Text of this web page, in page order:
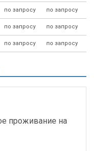
по запросу по запросу
по запросу по запросу
по запросу по запросу
проживание на